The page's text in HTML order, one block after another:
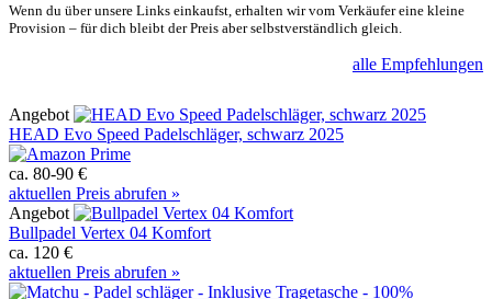
Wenn du über unsere Links einkaufst, erhalten wir vom Verkäufer eine kleine
Provision – für dich bleibt der Preis aber selbstverständlich gleich.
alle Empfehlungen
Angebot
HEAD Evo Speed Padelschläger, schwarz 2025
ca. 80-90 €
aktuellen Preis abrufen »
Angebot
Bullpadel Vertex 04 Komfort
ca. 120 €
aktuellen Preis abrufen »